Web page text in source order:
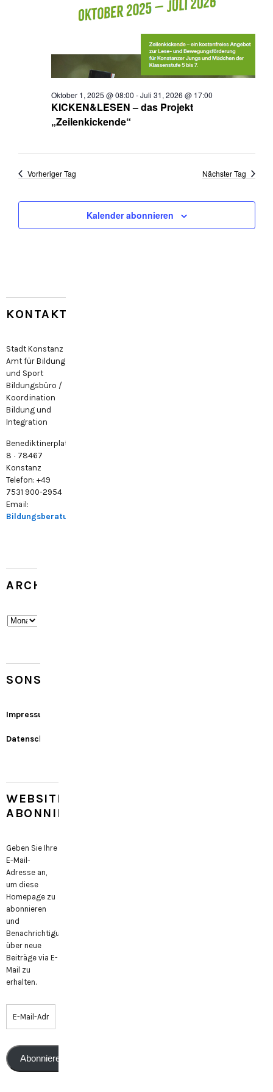
KICKEN&LESEN – das Projekt
„Zeilenkickende“
Oktober 1, 2025 @ 08:00 -Juli 31, 2026 @ 17:00
Vorheriger Tag Nächster Tag
Kalender abonnieren
KONTAKT
Stadt Konstanz
Amt für Bildung
und Sport
Bildungsbüro /
Koordination
Bildung und
Integration
Benediktinerplatz
8 · 78467
Konstanz
Telefon: +49
7531 900-2954
Email:
Bildungsberatung@konstanz.de
ARCHIV
Archiv
SONSTIGES
Impressum
Datenschutz
WEBSITE
ABONNIEREN
Geben Sie Ihre
E-Mail-
Adresse an,
um diese
Homepage zu
abonnieren
und
Benachrichtigungen
über neue
Beiträge via E-
Mail zu
erhalten.
Abonnieren